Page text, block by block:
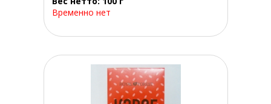
Временно нет